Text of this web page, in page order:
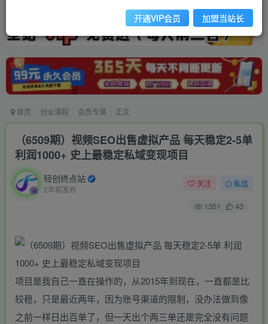
首页 创业课程 会员专属 正文
（6509期）视频SEO出售虚拟产品 每天稳定2-5单
利润1000+ 史上最稳定私域变现项目
轻创终点站
2年前发布
关注 私信
1351 43
项目是我自己一直在操作的，从2015年到现在，一直都是比
较稳，只是最近两年，因为账号渠道的限制，没办法做到像
之前一样日出百单了，但一天出个两三单还是完全没有问题
开通VIP会员 加盟当站长